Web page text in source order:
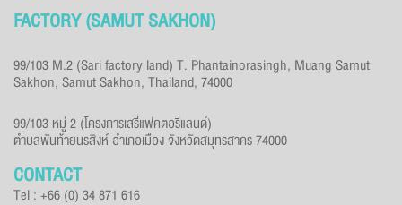
FACTORY (SAMUT SAKHON)
99/103 M.2 (Sari factory land) T. Phantainorasingh, Muang Samut
Sakhon, Samut Sakhon, Thailand, 74000
99/103 หมู่ 2 (โครงการเสรีแฟคตอรี่แลนด์)
ตำบลพันท้ายนรสิงห์ อำเภอเมือง จังหวัดสมุทรสาคร 74000
CONTACT
Tel : +66 (0) 34 871 616